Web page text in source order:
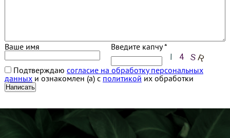
Ваше имя Введите капчу *
Подтверждаю согласие на обработку персональных
данныхи ознакомлен (а) с политикой их обработки